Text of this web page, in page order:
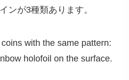
ンが3種類あります。
with the same pattern:
holofoil on the surface.